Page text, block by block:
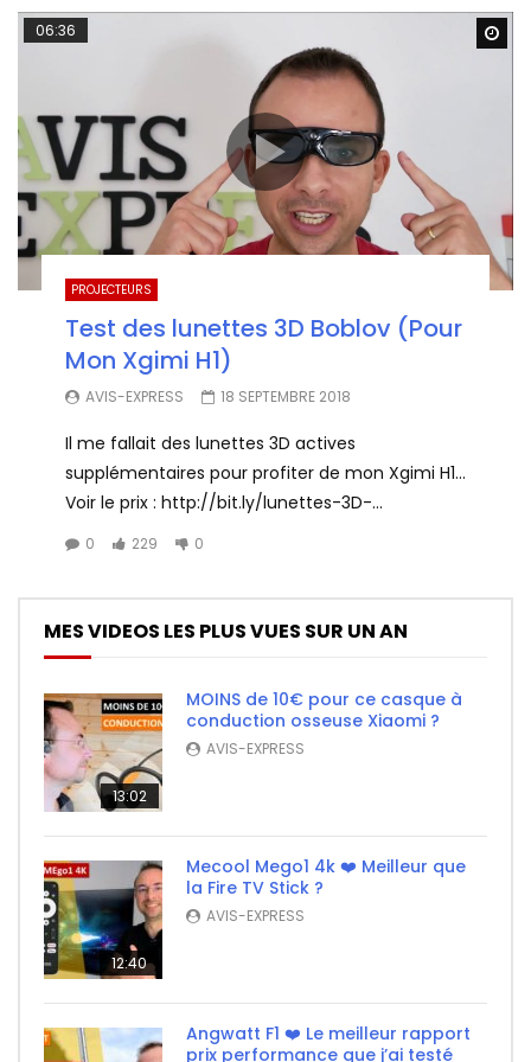
06:36
PROJECTEURS
Test des lunettes 3D Boblov (Pour
Mon Xgimi H1)
AVIS-EXPRESS 18 SEPTEMBRE 2018
Il me fallait des lunettes 3D actives
supplémentaires pour profiter de mon Xgimi H1…
Voir le prix : http://bit.ly/lunettes-3D-...
0 229 0
MES VIDEOS LES PLUS VUES SUR UN AN
13:02
MOINS de 10€ pour ce casque à
conduction osseuse Xiaomi ?
AVIS-EXPRESS
12:40
Mecool Mego1 4k ❤️ Meilleur que
la Fire TV Stick ?
AVIS-EXPRESS
Angwatt F1 ❤️ Le meilleur rapport
prix performance que j’ai testé